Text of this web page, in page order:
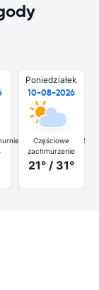
Poniedziałek
10-08-2026
Częściowe
zachmurzenie
21° / 31°